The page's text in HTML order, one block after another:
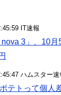
IT速報
nova 3」、10
ハムスター速
テトって個人